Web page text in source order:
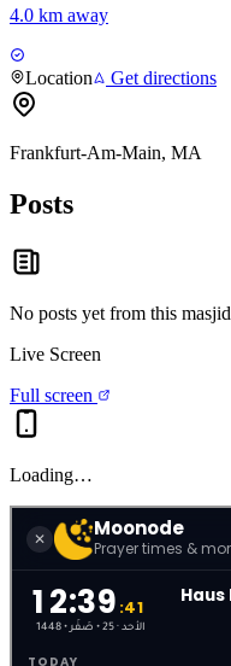
4.0 km away
Location Get directions
Frankfurt-Am-Main, MA
Posts
No posts yet from this masjid
Live Screen
Full screen
Loading…